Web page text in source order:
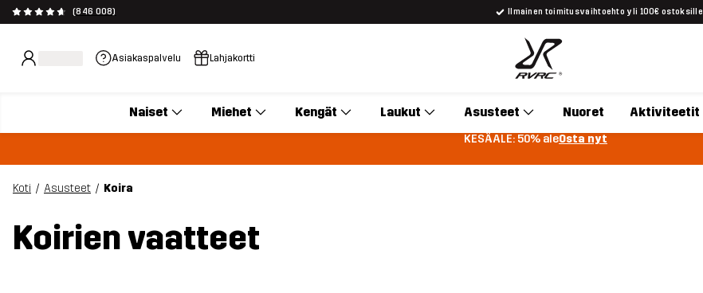
(846 008) Ilmainen toimitusvaihtoehto yli 100€ ostoksille
Asiakaspalvelu Lahjakortti
Naiset Miehet Kengät Laukut Asusteet Nuoret Aktiviteetit
KESÄALE: 50% aleOsta nyt
Koti Asusteet Koira
Koirien vaatteet